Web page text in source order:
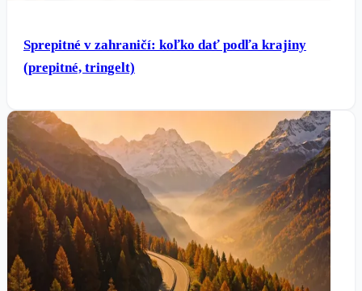
Sprepitné v zahraničí: koľko dať podľa krajiny
(prepitné, tringelt)